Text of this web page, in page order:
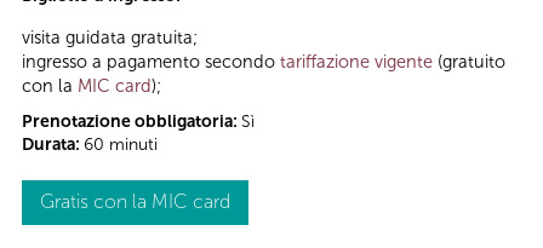
visita guidata gratuita;
ingresso a pagamento secondo tariffazione vigente (gratuito
con la MIC card);
Prenotazione obbligatoria: Sì
Durata: 60 minuti
Gratis con la MIC card